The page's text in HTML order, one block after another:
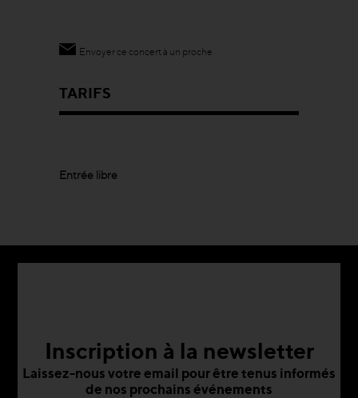
Envoyer ce concert à un proche
TARIFS
Entrée libre
Inscription à la newsletter
Laissez-nous votre email pour être tenus informés
de nos prochains événements